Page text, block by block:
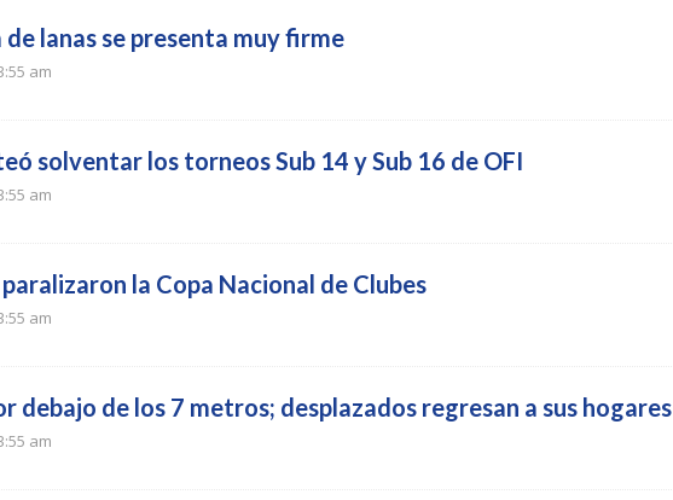
de lanas se presenta muy firme
am
solventar los torneos Sub 14 y Sub 16 de OFI
am
paralizaron la Copa Nacional de Clubes
am
debajo de los 7 metros; desplazados regresan a sus hogares
am